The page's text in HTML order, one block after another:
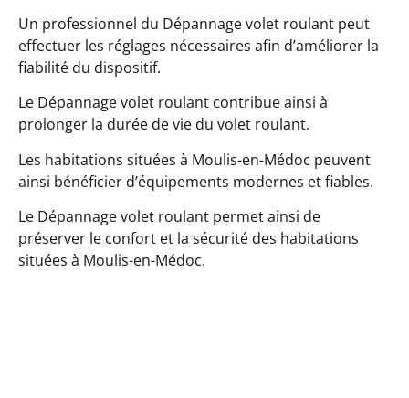
Un professionnel du Dépannage volet roulant peut
effectuer les réglages nécessaires afin d’améliorer la
fiabilité du dispositif.
Le Dépannage volet roulant contribue ainsi à
prolonger la durée de vie du volet roulant.
Les habitations situées à Moulis-en-Médoc peuvent
ainsi bénéficier d’équipements modernes et fiables.
Le Dépannage volet roulant permet ainsi de
préserver le confort et la sécurité des habitations
situées à Moulis-en-Médoc.